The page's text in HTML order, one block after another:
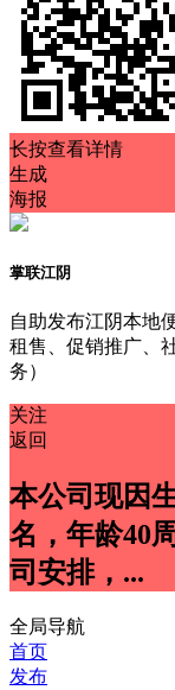
长按查看详情
生成
海报
掌联江阴
自助发布江阴本地
租售、促销推广、
务）
关注
返回
本公司现因
名，年龄40
司安排，...
全局导航
首页
发布